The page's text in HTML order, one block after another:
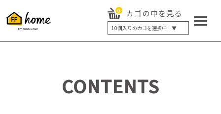
0 カゴの中を見る
10個入りのカゴを選択中 ▼
5個入り
20個入り
最大12%OFF
CONTENTS